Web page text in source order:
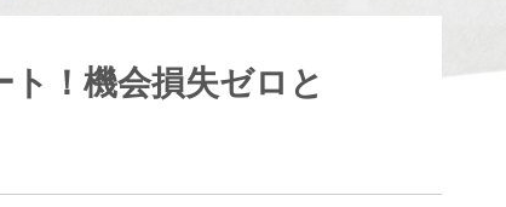
ト！機会損失ゼロと